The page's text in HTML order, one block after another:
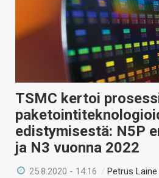
TSMC kertoi
edistymisestä: N5P
ja N3 vuonna 2022
25.8.2020 - 14:16 / Petrus Laine